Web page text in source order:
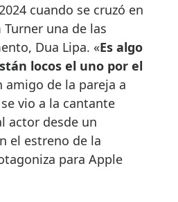
cuando se cruzó en
una de las
Dua Lipa. «Es algo
locos el uno por el
amigo de la pareja a
vio a la cantante
actor desde un
el estreno de la
para Apple